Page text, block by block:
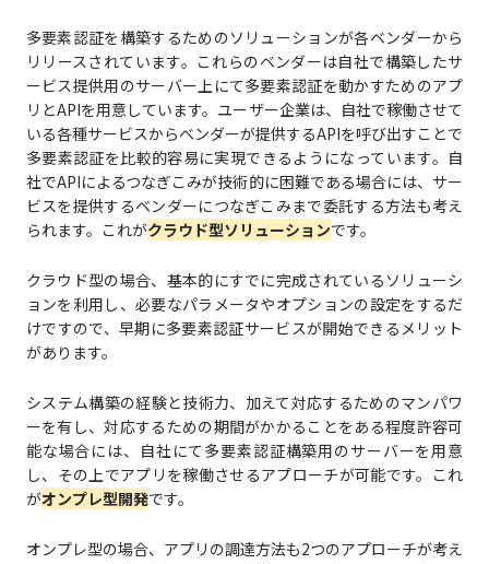
多要素認証を構築するためのソリューションが各ベンダーから
リリースされています。これらのベンダーは自社で構築したサ
ービス提供用のサーバー上にて多要素認証を動かすためのアプ
リとAPIを用意しています。ユーザー企業は、自社で稼働させて
いる各種サービスからベンダーが提供するAPIを呼び出すことで
多要素認証を比較的容易に実現できるようになっています。自
社でAPIによるつなぎこみが技術的に困難である場合には、サー
ビスを提供するベンダーにつなぎこみまで委託する方法も考え
られます。これがクラウド型ソリューションです。
クラウド型の場合、基本的にすでに完成されているソリューシ
ョンを利用し、必要なパラメータやオプションの設定をするだ
けですので、早期に多要素認証サービスが開始できるメリット
があります。
システム構築の経験と技術力、加えて対応するためのマンパワ
ーを有し、対応するための期間がかかることをある程度許容可
能な場合には、自社にて多要素認証構築用のサーバーを用意
し、その上でアプリを稼働させるアプローチが可能です。これ
がオンプレ型開発です。
オンプレ型の場合、アプリの調達方法も2つのアプローチが考え